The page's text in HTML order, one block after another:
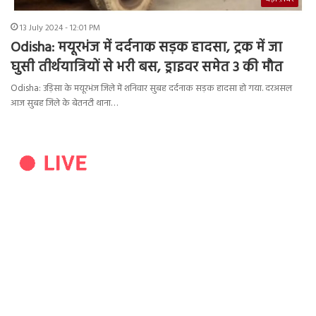
13 July 2024 - 12:01 PM
Odisha: मयूरभंज में दर्दनाक सड़क हादसा, ट्रक में जा
घुसी तीर्थयात्रि‍यों से भरी बस, ड्राइवर समेत 3 की मौत
Odisha: उड़िसा के मयूरभंज जिले में शनिवार सुबह दर्दनाक सड़क हादसा हो गया. दरअसल
आज सुबह जिले के बेतनटी थाना…